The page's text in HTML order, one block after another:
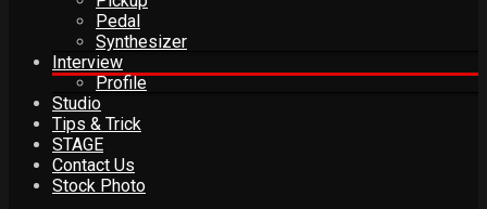
Pedal
Synthesizer
Interview
Profile
Studio
Tips & Trick
STAGE
Contact Us
Stock Photo